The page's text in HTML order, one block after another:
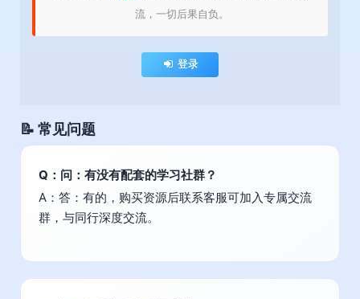
流，一切后果自负。
登录
📝 常见问题
Q：问：有没有配套的学习社群？
A：答：有的，购买资源后联系客服可加入专属交流
群，与同行深度交流。